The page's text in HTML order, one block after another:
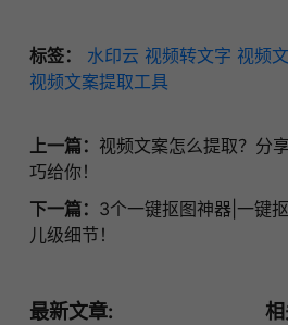
标签： 水印云 视频转文字 视频
视频文案提取工具
上一篇： 视频文案怎么提取？分
巧给你！
下一篇： 3个一键抠图神器|一键
儿级细节！
最新文章: